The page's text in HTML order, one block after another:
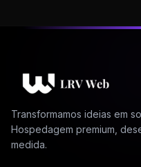
Transformamos ideias em
Hospedagem premium,
medida.